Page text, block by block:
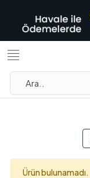
Ürün bulunamadı.